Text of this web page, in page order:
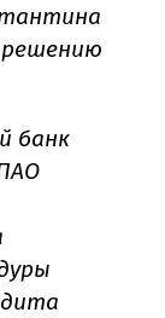
решению
банк